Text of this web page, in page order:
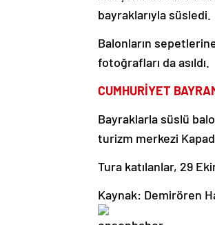
bayraklarıyla süsledi.
Balonların
fotoğrafları da asıldı.
CUMHURİYET
Bayraklarla süslü
turizm merkezi
Tura katılanlar, 29
Kaynak: Demirören